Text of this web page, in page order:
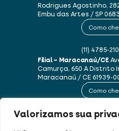
Valorizamos sua
Rodrigues Agostinho,
Embu das Artes / SP
Como
(11) 4785-
Filial – Maracanaú/CE
Camurça, 650 ADistrito
Maracanaú / CE61939-
Como
(85) 3250-